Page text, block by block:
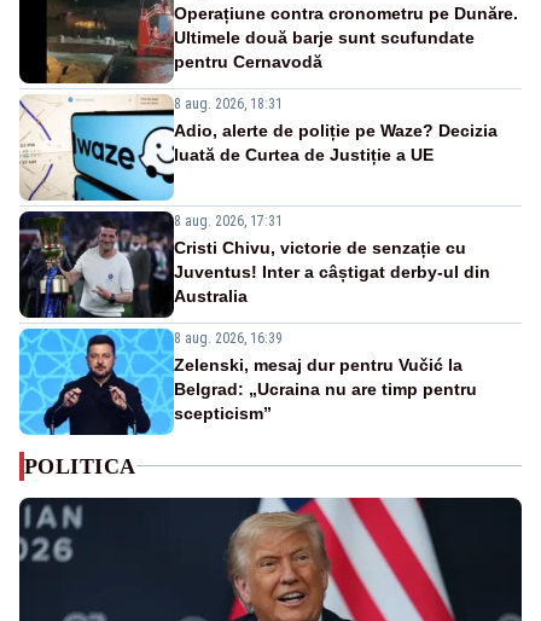
Operațiune contra cronometru pe Dunăre.
Ultimele două barje sunt scufundate
pentru Cernavodă
8 aug. 2026, 18:31
Adio, alerte de poliție pe Waze? Decizia
luată de Curtea de Justiție a UE
8 aug. 2026, 17:31
Cristi Chivu, victorie de senzație cu
Juventus! Inter a câștigat derby-ul din
Australia
8 aug. 2026, 16:39
Zelenski, mesaj dur pentru Vučić la
Belgrad: „Ucraina nu are timp pentru
scepticism”
POLITICA